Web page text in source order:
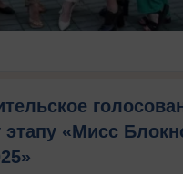
«Мисс